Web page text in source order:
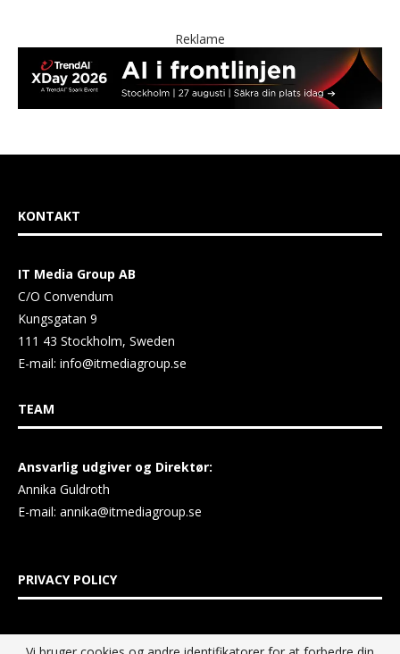
Reklame
KONTAKT
IT Media Group AB
C/O Convendum
Kungsgatan 9
111 43 Stockholm, Sweden
E-mail: info@itmediagroup.se
TEAM
Ansvarlig udgiver og Direktør:
Annika Guldroth
E-mail: annika@itmediagroup.se
PRIVACY POLICY
IT MEDIA GROUP Data Privacy Policy